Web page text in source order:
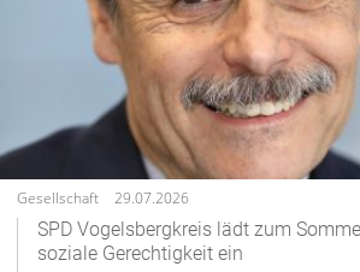
Gesellschaft 29.07.2026
SPD Vogelsbergkreis lädt zum
soziale Gerechtigkeit ein